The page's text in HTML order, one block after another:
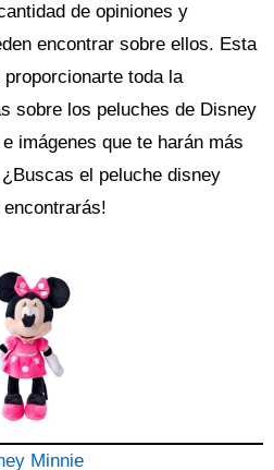
de opiniones y
encontrar sobre ellos. Esta
toda la
sobre los peluches de Disney
imágenes que te harán más
el peluche disney
Minnie